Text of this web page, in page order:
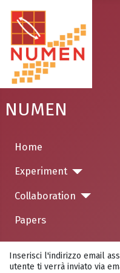
NUMEN
Home
Experiment
Collaboration
Papers
Inserisci l'indirizzo email
utente ti verrà inviato via